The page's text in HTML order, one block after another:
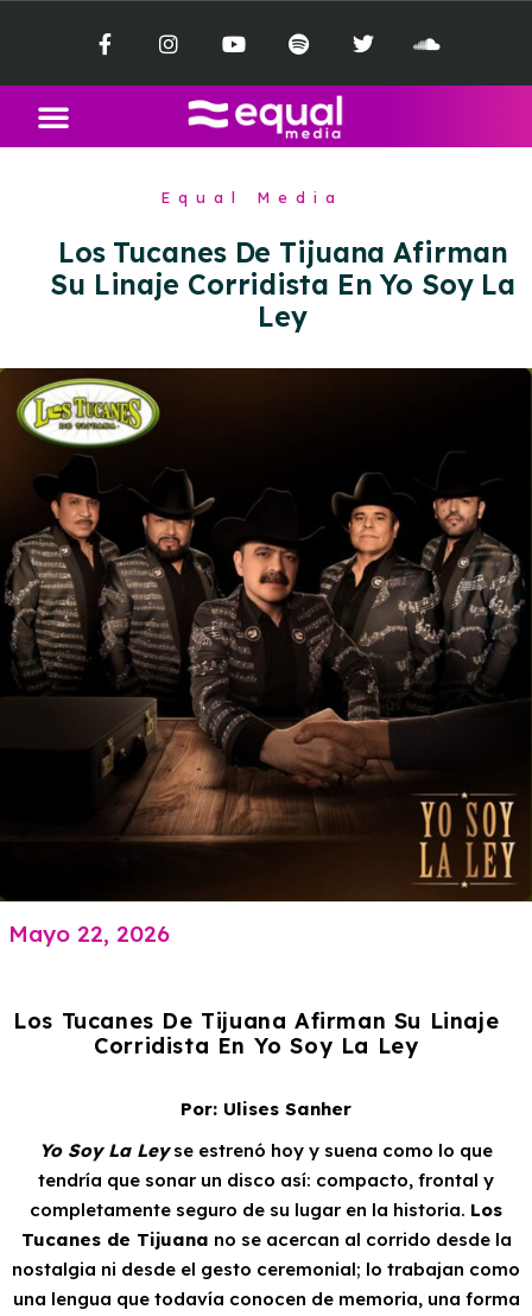
Equal Media
Los Tucanes De Tijuana Afirman
Su Linaje Corridista En Yo Soy La
Ley
Mayo 22, 2026
Los Tucanes De Tijuana Afirman Su Linaje
Corridista En Yo Soy La Ley
Por: Ulises Sanher
Yo Soy La Leyse estrenó hoy y suena como lo que
tendría que sonar un disco así: compacto, frontal y
completamente seguro de su lugar en la historia. Los
Tucanes de Tijuana no se acercan al corrido desde la
nostalgia ni desde el gesto ceremonial; lo trabajan como
una lengua que todavía conocen de memoria, una forma